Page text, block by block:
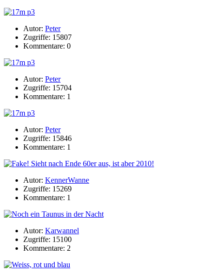
Autor: Peter
Zugriffe: 15807
Kommentare: 0
Autor: Peter
Zugriffe: 15704
Kommentare: 1
Autor: Peter
Zugriffe: 15846
Kommentare: 1
Autor: KennerWanne
Zugriffe: 15269
Kommentare: 1
Autor: Karwannel
Zugriffe: 15100
Kommentare: 2